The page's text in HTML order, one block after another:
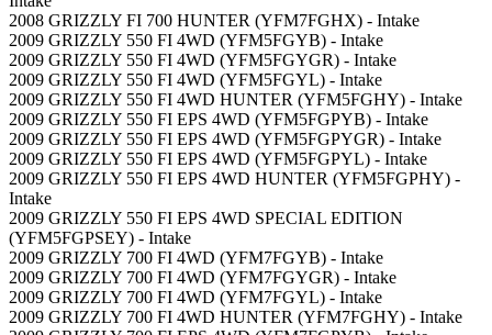
2008 GRIZZLY FI 700 HUNTER (YFM7FGHX) - Intake
2009 GRIZZLY 550 FI 4WD (YFM5FGYB) - Intake
2009 GRIZZLY 550 FI 4WD (YFM5FGYGR) - Intake
2009 GRIZZLY 550 FI 4WD (YFM5FGYL) - Intake
2009 GRIZZLY 550 FI 4WD HUNTER (YFM5FGHY) - Intake
2009 GRIZZLY 550 FI EPS 4WD (YFM5FGPYB) - Intake
2009 GRIZZLY 550 FI EPS 4WD (YFM5FGPYGR) - Intake
2009 GRIZZLY 550 FI EPS 4WD (YFM5FGPYL) - Intake
2009 GRIZZLY 550 FI EPS 4WD HUNTER (YFM5FGPHY) -
Intake
2009 GRIZZLY 550 FI EPS 4WD SPECIAL EDITION
(YFM5FGPSEY) - Intake
2009 GRIZZLY 700 FI 4WD (YFM7FGYB) - Intake
2009 GRIZZLY 700 FI 4WD (YFM7FGYGR) - Intake
2009 GRIZZLY 700 FI 4WD (YFM7FGYL) - Intake
2009 GRIZZLY 700 FI 4WD HUNTER (YFM7FGHY) - Intake